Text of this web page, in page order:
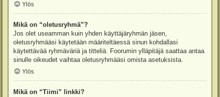
Ylös
Mikä on “oletusryhmä”?
Jos olet useamman kuin yhden käyttäjäryhmän jäsen,
oletusryhmääsi käytetään määriteltäessä sinun kohdallasi
käytettävää ryhmäväriä ja titteliä. Foorumin ylläpitäjä saattaa antaa
sinulle oikeudet vaihtaa oletusryhmääsi omista asetuksista.
Ylös
Mikä on “Tiimi” linkki?